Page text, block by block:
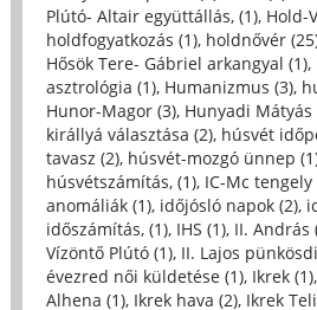
Plútó- Altair együttállás, (1), Hold-
holdfogyatkozás (1), holdnővér
Hősök Tere- Gábriel arkangyal (1),
asztrológia (1), Humanizmus (3),
Hunor-Magor (3), Hunyadi Mátyás
királlyá választása (2), húsvét
tavasz (2), húsvét-mozgó ünnep
húsvétszámítás, (1), IC-Mc tengely
anomáliák (1), időjósló napok (2),
időszámítás, (1), IHS (1), II. András
Vízöntő Plútó (1), II. Lajos
évezred női küldetése (1), Ikrek (1),
Alhena (1), Ikrek hava (2), Ikrek